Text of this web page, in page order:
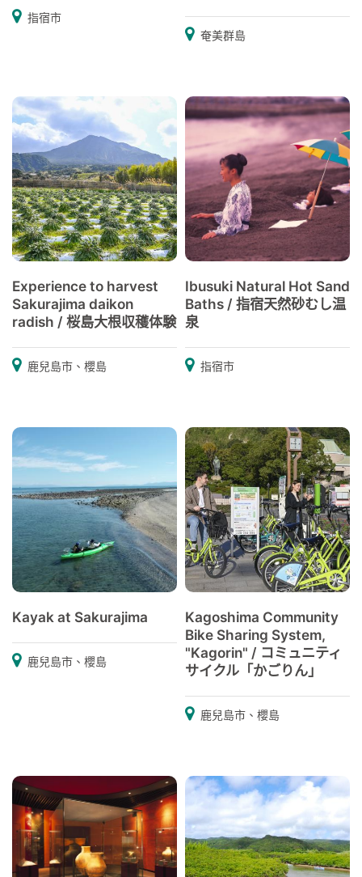
指宿市
奄美群島
Experience to harvest
Sakurajima daikon
radish / 桜島大根収穫体験
鹿兒島市、櫻島
Ibusuki Natural Hot Sand
Baths / 指宿天然砂むし温
泉
指宿市
Kayak at Sakurajima
鹿兒島市、櫻島
Kagoshima Community
Bike Sharing System,
"Kagorin" / コミュニティ
サイクル「かごりん」
鹿兒島市、櫻島